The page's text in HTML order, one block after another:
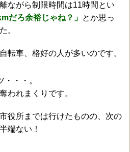
ながら制限時間は11時間とい
だろ余裕じゃね？」 とか思っ
。
転車、格好の人が多いのです。
・・。
われまくりです。
役所までは行けたものの、次の
端ない！